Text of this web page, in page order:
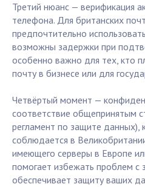
Третий нюанс — верификация
телефона. Для британских
предпочтительно
возможны задержки при
особенно важно для тех, кто
почту в бизнесе или для
Четвёртый момент —
соответствие общепринятым
регламент по защите данных),
соблюдается в
имеющего серверы в Европе
помогает избежать проблем с
обеспечивает защиту ваших